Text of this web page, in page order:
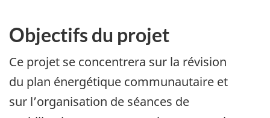
Objectifs du projet
Ce projet se concentrera sur la révision
du plan énergétique communautaire et
sur l’organisation de séances de